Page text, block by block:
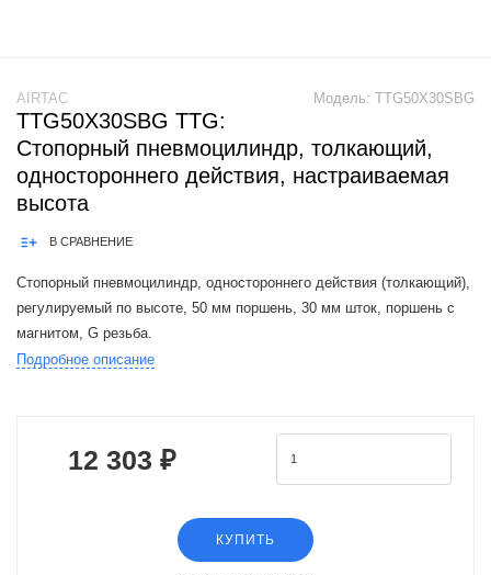
Модель: TTG50X30SBG
AIRTAC
TTG50X30SBG TTG:
Стопорный пневмоцилиндр, толкающий,
одностороннего действия, настраиваемая
высота
В СРАВНЕНИЕ
Стопорный пневмоцилиндр, одностороннего действия (толкающий),
регулируемый по высоте, 50 мм поршень, 30 мм шток, поршень с
магнитом, G резьба.
Подробное описание
12 303 ₽
КУПИТЬ